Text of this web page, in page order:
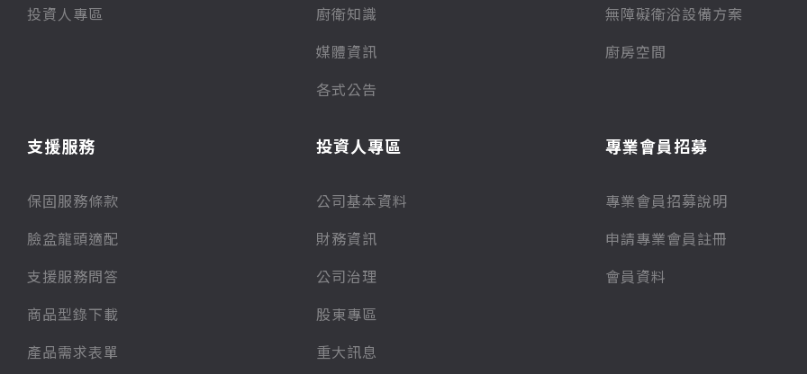
投資人專區
廚衛知識
媒體資訊
各式公告
無障礙衛浴設備方案
廚房空間
支援服務
保固服務條款
臉盆龍頭適配
支援服務問答
商品型錄下載
產品需求表單
投資人專區
公司基本資料
財務資訊
公司治理
股東專區
重大訊息
專業會員招募
專業會員招募說明
申請專業會員註冊
會員資料